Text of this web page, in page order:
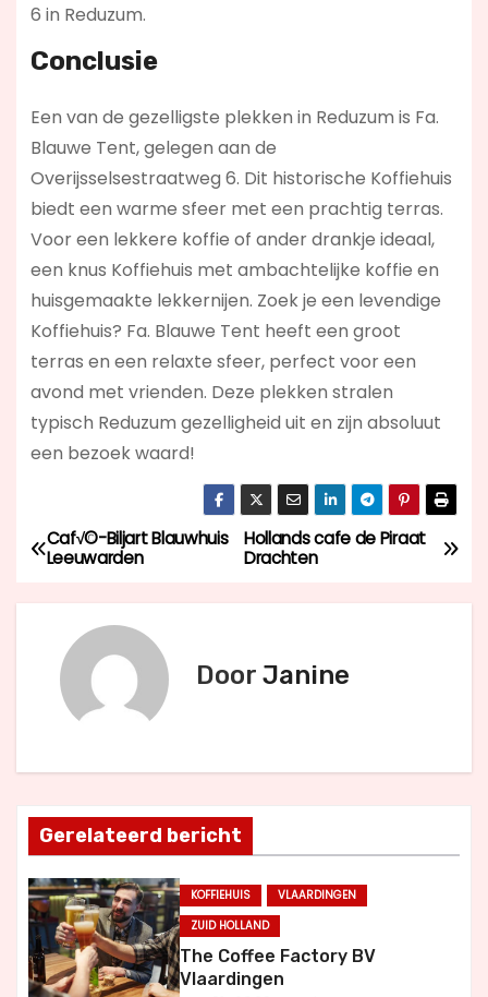
6 in Reduzum.
Conclusie
Een van de gezelligste plekken in Reduzum is Fa.
Blauwe Tent, gelegen aan de
Overijsselsestraatweg 6. Dit historische Koffiehuis
biedt een warme sfeer met een prachtig terras.
Voor een lekkere koffie of ander drankje ideaal,
een knus Koffiehuis met ambachtelijke koffie en
huisgemaakte lekkernijen. Zoek je een levendige
Koffiehuis? Fa. Blauwe Tent heeft een groot
terras en een relaxte sfeer, perfect voor een
avond met vrienden. Deze plekken stralen
typisch Reduzum gezelligheid uit en zijn absoluut
een bezoek waard!
B
e
h
t
n
a
v
Hollands cafe de Piraat
Drachten
Caf√©-Biljart Blauwhuis
Leeuwarden
Door Janine
Gerelateerd bericht
KOFFIEHUIS
VLAARDINGEN
ZUID HOLLAND
The Coffee Factory BV
Vlaardingen